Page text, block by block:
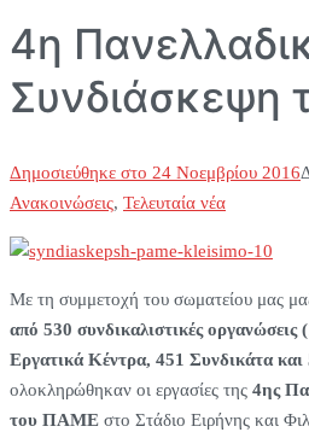
4η
Συνδιάσκεψη
Δημοσιεύθηκε στο 24 Νοεμβρίου 2016
Ανακοινώσεις, Τελευταία νέα
Με τη συμμετοχή του σωματείου μας
από 530 συνδικαλιστικές
Εργατικά Κέντρα, 451 Συνδικάτα
ολοκληρώθηκαν οι εργασίες της 4ης
του ΠΑΜΕ στο Στάδιο Ειρήνης και